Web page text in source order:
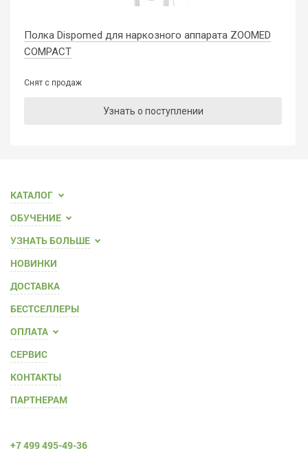
Полка Dispomed для наркозного аппарата ZOOMED
COMPACT
Снят с продаж
Узнать о поступлении
КАТАЛОГ
ОБУЧЕНИЕ
УЗНАТЬ БОЛЬШЕ
НОВИНКИ
ДОСТАВКА
БЕСТСЕЛЛЕРЫ
ОПЛАТА
СЕРВИС
КОНТАКТЫ
ПАРТНЕРАМ
+7 499 495-49-36